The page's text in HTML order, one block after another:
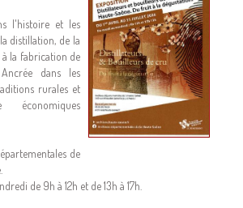
l'histoire et les
distillation, de la
la fabrication de
dans les
rurales et
économiques
de
de 9h à 12h et de 13h à 17h.